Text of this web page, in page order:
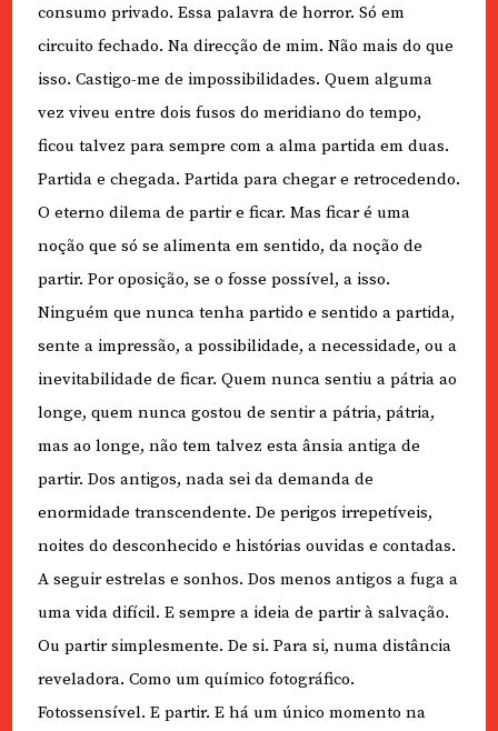
consumo privado. Essa palavra de horror. Só em
circuito fechado. Na direcção de mim. Não mais do que
isso. Castigo-me de impossibilidades. Quem alguma
vez viveu entre dois fusos do meridiano do tempo,
ficou talvez para sempre com a alma partida em duas.
Partida e chegada. Partida para chegar e retrocedendo.
O eterno dilema de partir e ficar. Mas ficar é uma
noção que só se alimenta em sentido, da noção de
partir. Por oposição, se o fosse possível, a isso.
Ninguém que nunca tenha partido e sentido a partida,
sente a impressão, a possibilidade, a necessidade, ou a
inevitabilidade de ficar. Quem nunca sentiu a pátria ao
longe, quem nunca gostou de sentir a pátria, pátria,
mas ao longe, não tem talvez esta ânsia antiga de
partir. Dos antigos, nada sei da demanda de
enormidade transcendente. De perigos irrepetíveis,
noites do desconhecido e histórias ouvidas e contadas.
A seguir estrelas e sonhos. Dos menos antigos a fuga a
uma vida difícil. E sempre a ideia de partir à salvação.
Ou partir simplesmente. De si. Para si, numa distância
reveladora. Como um químico fotográfico.
Fotossensível. E partir. E há um único momento na